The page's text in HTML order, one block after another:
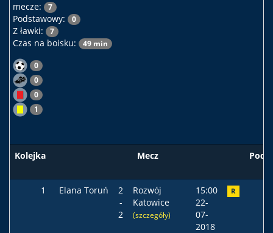
mecze: 7
Podstawowy: 0
Z ławki: 7
Czas na boisku: 49 min
0
0
0
1
Kolejka Mecz Podst
1 Elana Toruń
2
-
2
Rozwój
Katowice
(szczegóły)
15:00
22-
07-
2018
R